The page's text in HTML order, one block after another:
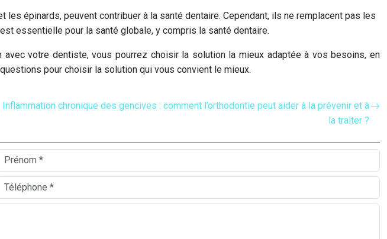
épinards, peuvent contribuer à la santé dentaire. Cependant, ils ne remplacent pas les
essentielle pour la santé globale, y compris la santé dentaire.
votre dentiste, vous pourrez choisir la solution la mieux adaptée à vos besoins, en
pour choisir la solution qui vous convient le mieux.
Inflammation chronique des gencives : comment l’orthodontie peut aider à la prévenir et à
la traiter ?